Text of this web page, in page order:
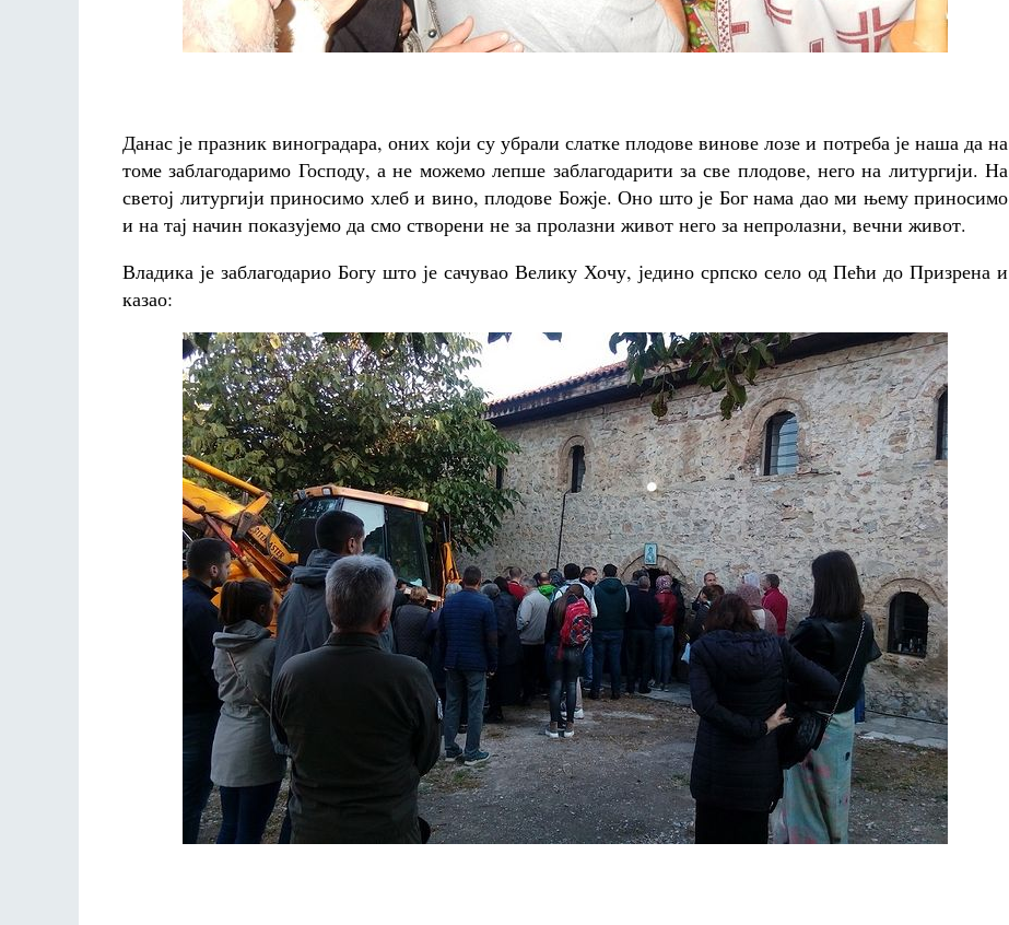
Данас је празник виноградара, оних који су убрали слатке плодове винове лозе и потреба је наша да на
томе заблагодаримо Господу, а не можемо лепше заблагодарити за све плодове, него на литургији. На
светој литургији приносимо хлеб и вино, плодове Божје. Оно што је Бог нама дао ми њему приносимо
и на тај начин показујемо да смо створени не за пролазни живот него за непролазни, вечни живот.
Владика је заблагодарио Богу што је сачувао Велику Хочу, једино српско село од Пећи до Призрена и
казао: